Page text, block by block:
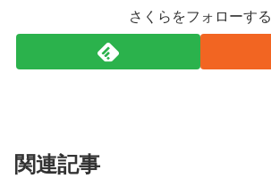
さくらをフォローする
関連記事